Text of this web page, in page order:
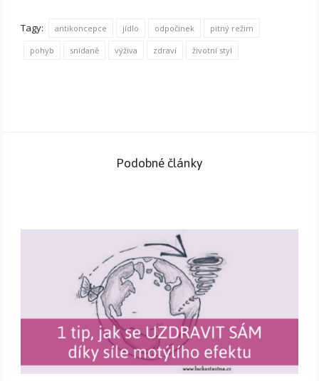
Tagy: antikoncepce jídlo odpočinek pitný režim
pohyb snídaně výživa zdraví životní styl
Podobné články